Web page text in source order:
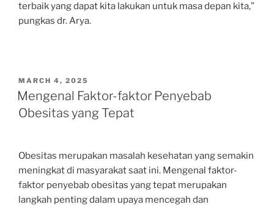
terbaik yang dapat kita lakukan untuk masa depan kita,”
pungkas dr. Arya.
POSTED
ON
MARCH 4, 2025
Mengenal Faktor-faktor Penyebab
Obesitas yang Tepat
Obesitas merupakan masalah kesehatan yang semakin
meningkat di masyarakat saat ini. Mengenal faktor-
faktor penyebab obesitas yang tepat merupakan
langkah penting dalam upaya mencegah dan